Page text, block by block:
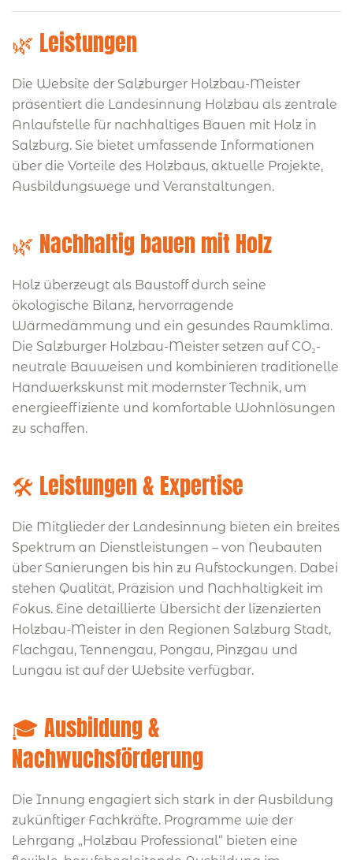
🌿 Leistungen
Die Website der Salzburger Holzbau-Meister
präsentiert die Landesinnung Holzbau als zentrale
Anlaufstelle für nachhaltiges Bauen mit Holz in
Salzburg. Sie bietet umfassende Informationen
über die Vorteile des Holzbaus, aktuelle Projekte,
Ausbildungswege und Veranstaltungen.
🌿 Nachhaltig bauen mit Holz
Holz überzeugt als Baustoff durch seine
ökologische Bilanz, hervorragende
Wärmedämmung und ein gesundes Raumklima.
Die Salzburger Holzbau-Meister setzen auf CO₂-
neutrale Bauweisen und kombinieren traditionelle
Handwerkskunst mit modernster Technik, um
energieeffiziente und komfortable Wohnlösungen
zu schaffen.
🛠️ Leistungen & Expertise
Die Mitglieder der Landesinnung bieten ein breites
Spektrum an Dienstleistungen – von Neubauten
über Sanierungen bis hin zu Aufstockungen. Dabei
stehen Qualität, Präzision und Nachhaltigkeit im
Fokus. Eine detaillierte Übersicht der lizenzierten
Holzbau-Meister in den Regionen Salzburg Stadt,
Flachgau, Tennengau, Pongau, Pinzgau und
Lungau ist auf der Website verfügbar.
🎓 Ausbildung &
Nachwuchsförderung
Die Innung engagiert sich stark in der Ausbildung
zukünftiger Fachkräfte. Programme wie der
Lehrgang „Holzbau Professional“ bieten eine